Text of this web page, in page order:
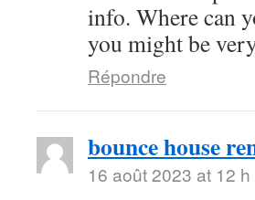
info. Where can
you might be
Répondre
bounce house
16 août 2023 at 12